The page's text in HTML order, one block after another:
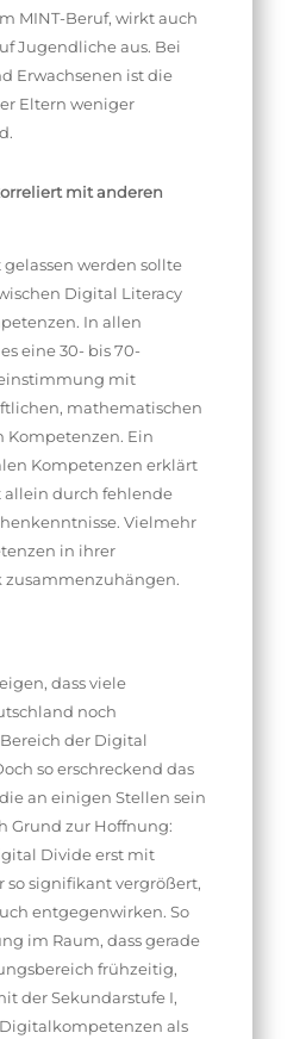
MINT-Beruf, wirkt auch
Jugendliche aus. Bei
Erwachsenen ist die
Eltern weniger
mit anderen
werden sollte
Digital Literacy
In allen
eine 30- bis 70-
mit
mathematischen
Kompetenzen. Ein
Kompetenzen erklärt
allein durch fehlende
Vielmehr
in ihrer
zusammenzuhängen.
dass viele
noch
der Digital
so erschreckend das
an einigen Stellen sein
Grund zur Hoffnung:
Divide erst mit
so signifikant vergrößert,
entgegenwirken. So
im Raum, dass gerade
frühzeitig,
der Sekundarstufe I,
als